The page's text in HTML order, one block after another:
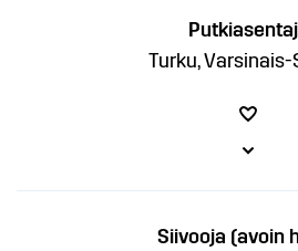
Turku, Varsinais-
Siivooja (avoin